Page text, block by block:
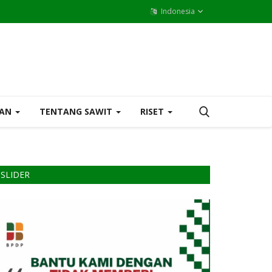
Indonesia
TENTANG SAWIT RISET
SLIDER